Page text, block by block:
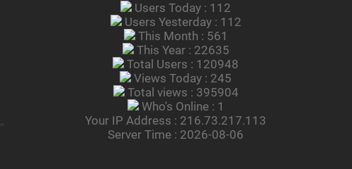
Users Today : 112
Users Yesterday : 112
This Month : 561
This Year : 22635
Total Users : 120948
Views Today : 245
Total views : 395904
Who's Online : 1
Your IP Address : 216.73.217.113
Server Time : 2026-08-06